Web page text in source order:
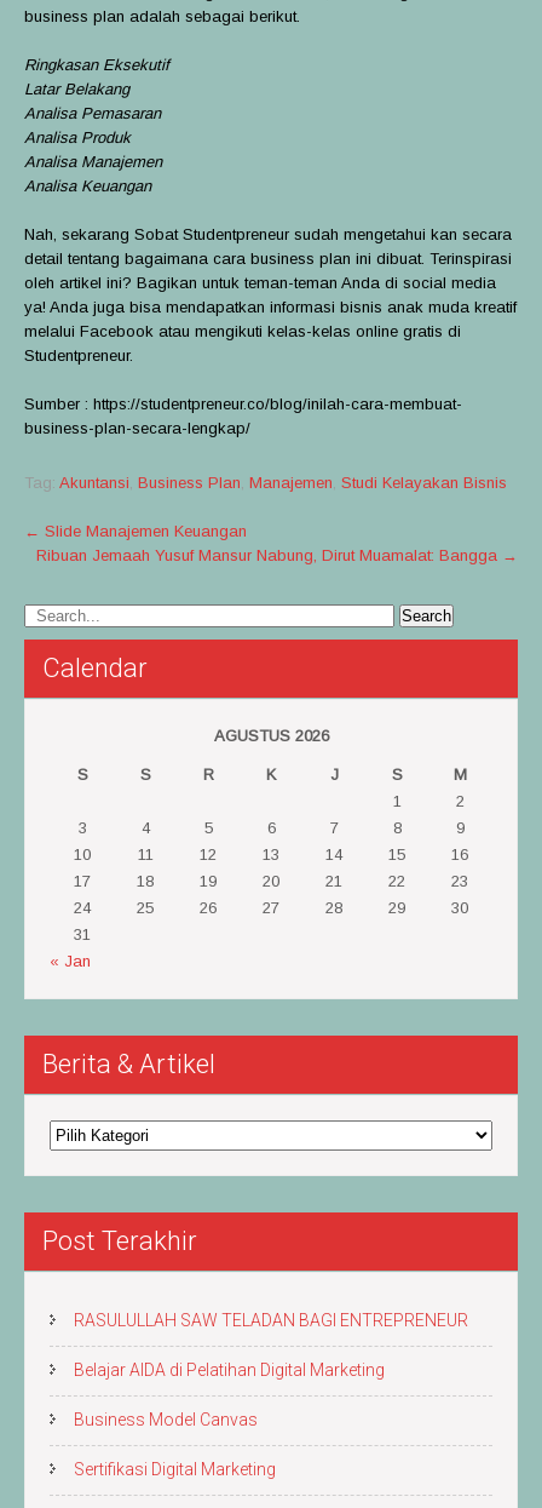
business plan adalah sebagai berikut.
Ringkasan Eksekutif
Latar Belakang
Analisa Pemasaran
Analisa Produk
Analisa Manajemen
Analisa Keuangan
Nah, sekarang Sobat Studentpreneur sudah mengetahui kan secara
detail tentang bagaimana cara business plan ini dibuat. Terinspirasi
oleh artikel ini? Bagikan untuk teman-teman Anda di social media
ya! Anda juga bisa mendapatkan informasi bisnis anak muda kreatif
melalui Facebook atau mengikuti kelas-kelas online gratis di
Studentpreneur.
Sumber : https://studentpreneur.co/blog/inilah-cara-membuat-
business-plan-secara-lengkap/
Tag: Akuntansi, Business Plan, Manajemen, Studi Kelayakan Bisnis
Post
navigation
← Slide Manajemen Keuangan
Ribuan Jemaah Yusuf Mansur Nabung, Dirut Muamalat: Bangga →
Calendar
AGUSTUS 2026
S S R K J S
M
1
2
3
4 5 6 7 8
9
10
11 12 13 14 15
16
17
18 19 20 21 22
23
24
25 26 27 28 29
30
31
« Jan
Berita & Artikel
Berita
&
Artikel
Post Terakhir
RASULULLAH SAW TELADAN BAGI ENTREPRENEUR
Belajar AIDA di Pelatihan Digital Marketing
Business Model Canvas
Sertifikasi Digital Marketing